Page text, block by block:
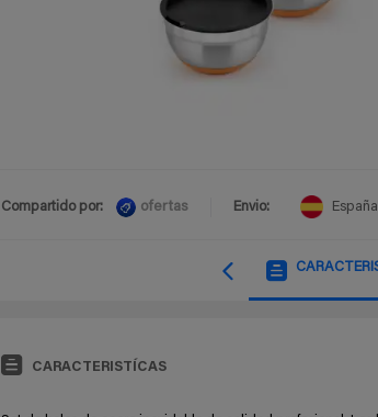
Compartido por: ofertas Envio: España
CARACTERISTÍCAS